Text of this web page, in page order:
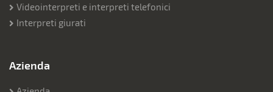
Videointerpreti e interpreti telefonici
Interpreti giurati
Azienda